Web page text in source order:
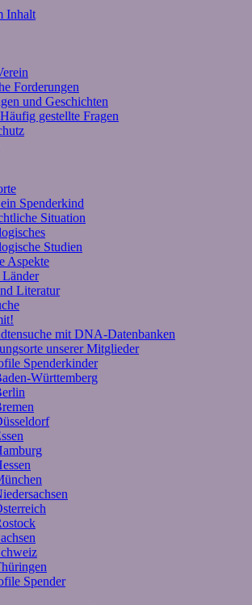
Inhalt
Forderungen
und Geschichten
gestellte Fragen
Spenderkind
Situation
Studien
Aspekte
Literatur
mit DNA-Datenbanken
unserer Mitglieder
Spenderkinder
Württemberg
Spender